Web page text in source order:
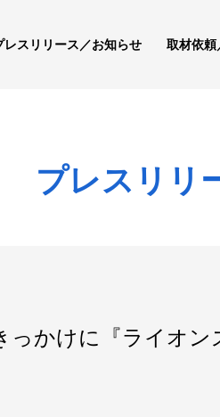
レスリリース／お知らせ 取材依頼
プレスリリ
っかけに『ライオ